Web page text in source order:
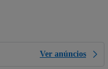
Ver anúncios